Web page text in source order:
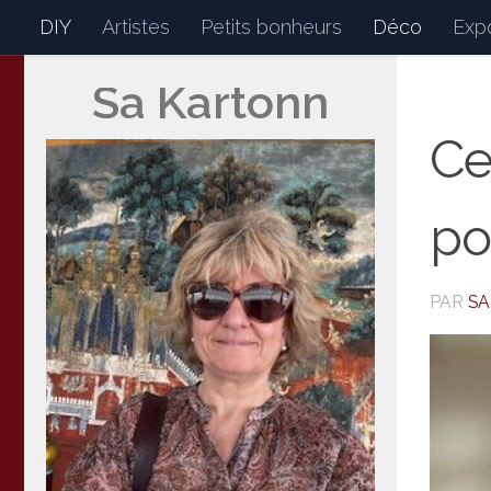
Skip to content
DIY Artistes Petits bonheurs Déco
SakartonnMon petit journal de
PAR
Sa Kartonn